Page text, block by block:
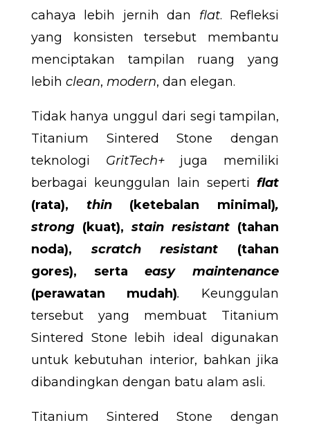
cahaya lebih jernih dan flat. Refleksi
yang konsisten tersebut membantu
menciptakan tampilan ruang yang
lebih clean, modern, dan elegan.
Tidak hanya unggul dari segi tampilan,
Titanium Sintered Stone dengan
teknologi GritTech+juga memiliki
berbagai keunggulan lain sepertiflat
(rata), thin (ketebalan minimal),
strong(kuat), stain resistant (tahan
noda), scratch resistant (tahan
gores), sertaeasy maintenance
(perawatan mudah). Keunggulan
tersebut yang membuat Titanium
Sintered Stone lebih ideal digunakan
untuk kebutuhan interior, bahkan jika
dibandingkan dengan batu alam asli.
Titanium Sintered Stone dengan